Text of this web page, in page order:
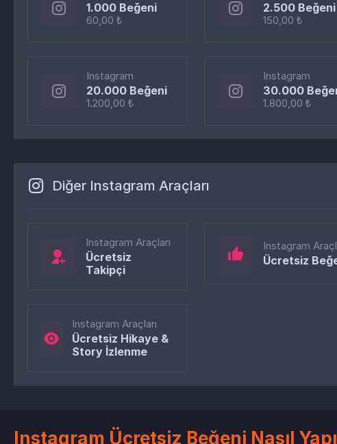
1.000 Beğeni
60,00 ₺
2.500 Beğeni
150,00 ₺
Instagram
20.000 Beğeni
1.200,00 ₺
Instagram
30.000
1.800,00 ₺
Diğer Instagram Araçları
Instagram Araçları
Ücretsiz
Takipçi
Instagram
Ücretsiz
Instagram Araçları
Ücretsiz Hikaye &
Story İzlenme
Instagram Ücretsiz Beğeni Nasıl